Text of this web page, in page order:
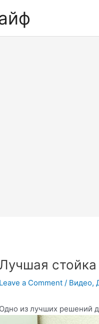
Leave a Comment / Видео,
Одно из лучших решений